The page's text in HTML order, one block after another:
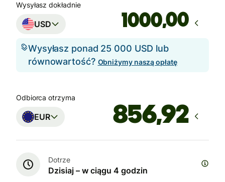
Wysyłasz dokładnie
USD ,00
Wysyłasz ponad 25 000 USD lub
równowartość? Obniżymy naszą opłatę
Odbiorca otrzyma
EUR
Dotrze
Dzisiaj – w ciągu 4 godzin